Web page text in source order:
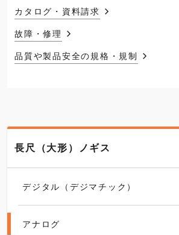
カタログ・資料請求
故障・修理
品質や製品安全の規格・規制
長尺（大形）ノギス
デジタル（デジマチック）
アナログ